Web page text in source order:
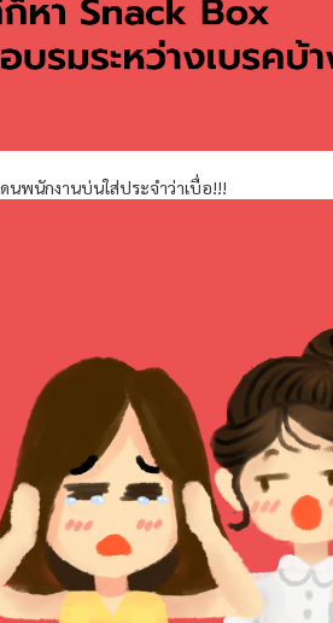
นพนักงานบ่นใส่ประจำว่าเบื่อ!!!